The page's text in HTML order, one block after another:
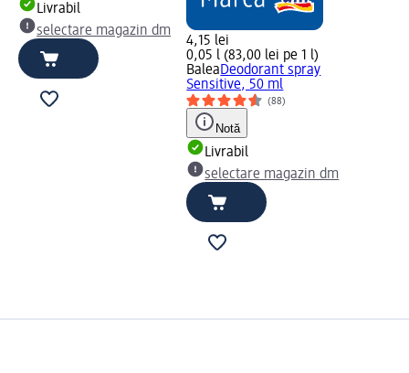
Livrabil
selectare magazin dm
4,15 lei
0,05 l (83,00 lei pe 1 l)
BaleaDeodorant spray
Sensitive, 50 ml
(88)
Notă
Livrabil
selectare magazin dm